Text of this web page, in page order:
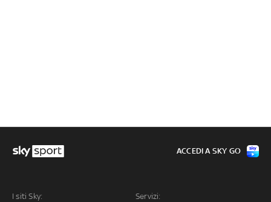
I siti Sky: Servizi:
ACCEDI A SKY GO